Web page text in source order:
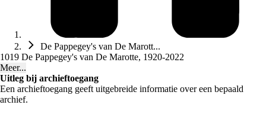
De Pappegey's van De Marott...
1019 De Pappegey's van De Marotte, 1920-2022
Meer...
Uitleg bij archieftoegang
Een archieftoegang geeft uitgebreide informatie over een bepaald
archief.